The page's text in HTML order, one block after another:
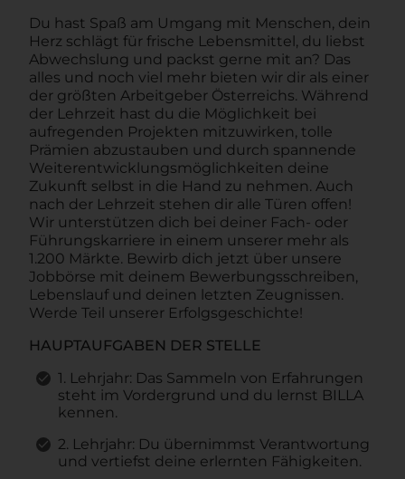
Du hast Spaß am Umgang mit Menschen, dein
Herz schlägt für frische Lebensmittel, du liebst
Abwechslung und packst gerne mit an? Das
alles und noch viel mehr bieten wir dir als einer
der größten Arbeitgeber Österreichs. Während
der Lehrzeit hast du die Möglichkeit bei
aufregenden Projekten mitzuwirken, tolle
Prämien abzustauben und durch spannende
Weiterentwicklungsmöglichkeiten deine
Zukunft selbst in die Hand zu nehmen. Auch
nach der Lehrzeit stehen dir alle Türen offen!
Wir unterstützen dich bei deiner Fach- oder
Führungskarriere in einem unserer mehr als
1.200 Märkte. Bewirb dich jetzt über unsere
Jobbörse mit deinem Bewerbungsschreiben,
Lebenslauf und deinen letzten Zeugnissen.
Werde Teil unserer Erfolgsgeschichte!
HAUPTAUFGABEN DER STELLE
1. Lehrjahr: Das Sammeln von Erfahrungen
steht im Vordergrund und du lernst BILLA
kennen.
2. Lehrjahr: Du übernimmst Verantwortung
und vertiefst deine erlernten Fähigkeiten.